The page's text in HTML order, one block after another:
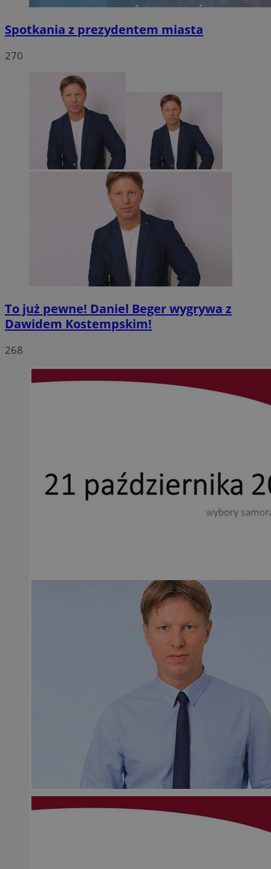
Spotkania z prezydentem miasta
270
To już pewne! Daniel Beger wygrywa z
Dawidem Kostempskim!
268